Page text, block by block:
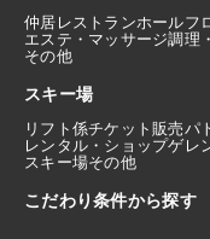
仲居 レストランホールフ
エステ・マッサージ調理
その他
スキー場
リフト係チケット販売パ
レンタル・ショップゲレ
スキー場その他
こだわり条件から探す